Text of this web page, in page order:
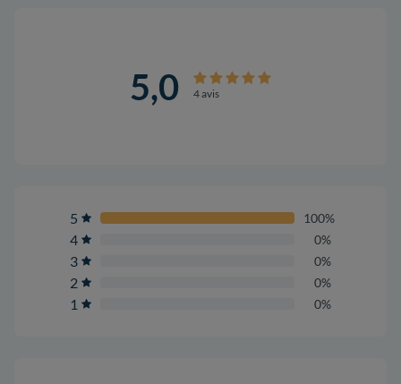
5,0 4 avis
5 100%
4 0%
3 0%
2 0%
1 0%